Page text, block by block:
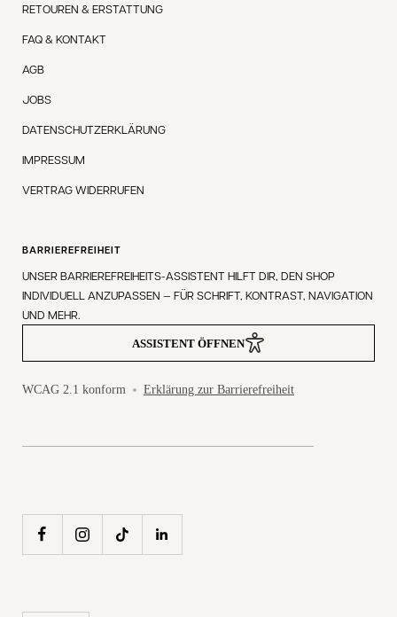
RETOUREN & ERSTATTUNG
FAQ & KONTAKT
AGB
JOBS
DATENSCHUTZERKLÄRUNG
IMPRESSUM
VERTRAG WIDERRUFEN
BARRIEREFREIHEIT
UNSER BARRIEREFREIHEITS-ASSISTENT HILFT DIR, DEN SHOP
INDIVIDUELL ANZUPASSEN — FÜR SCHRIFT, KONTRAST, NAVIGATION
UND MEHR.
ASSISTENT ÖFFNEN
WCAG 2.1 konform Erklärung zur Barrierefreiheit